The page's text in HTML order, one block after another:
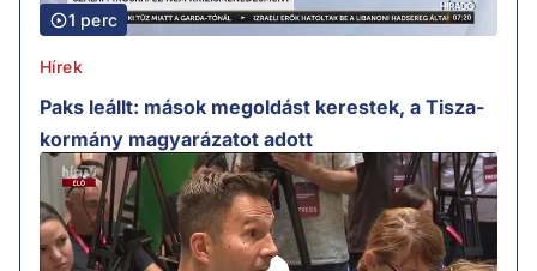
1 perc
Hírek
Paks leállt: mások megoldást kerestek, a Tisza-
kormány magyarázatot adott